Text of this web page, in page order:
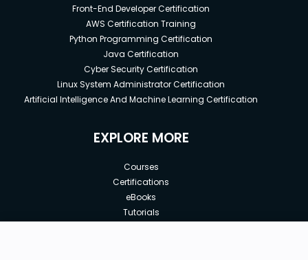
Front-End Developer Certification
AWS Certification Training
Python Programming Certification
Java Certification
Cyber Security Certification
Linux System Administrator Certification
Artificial Intelligence And Machine Learning Certification
EXPLORE MORE
Courses
Certifications
eBooks
Tutorials